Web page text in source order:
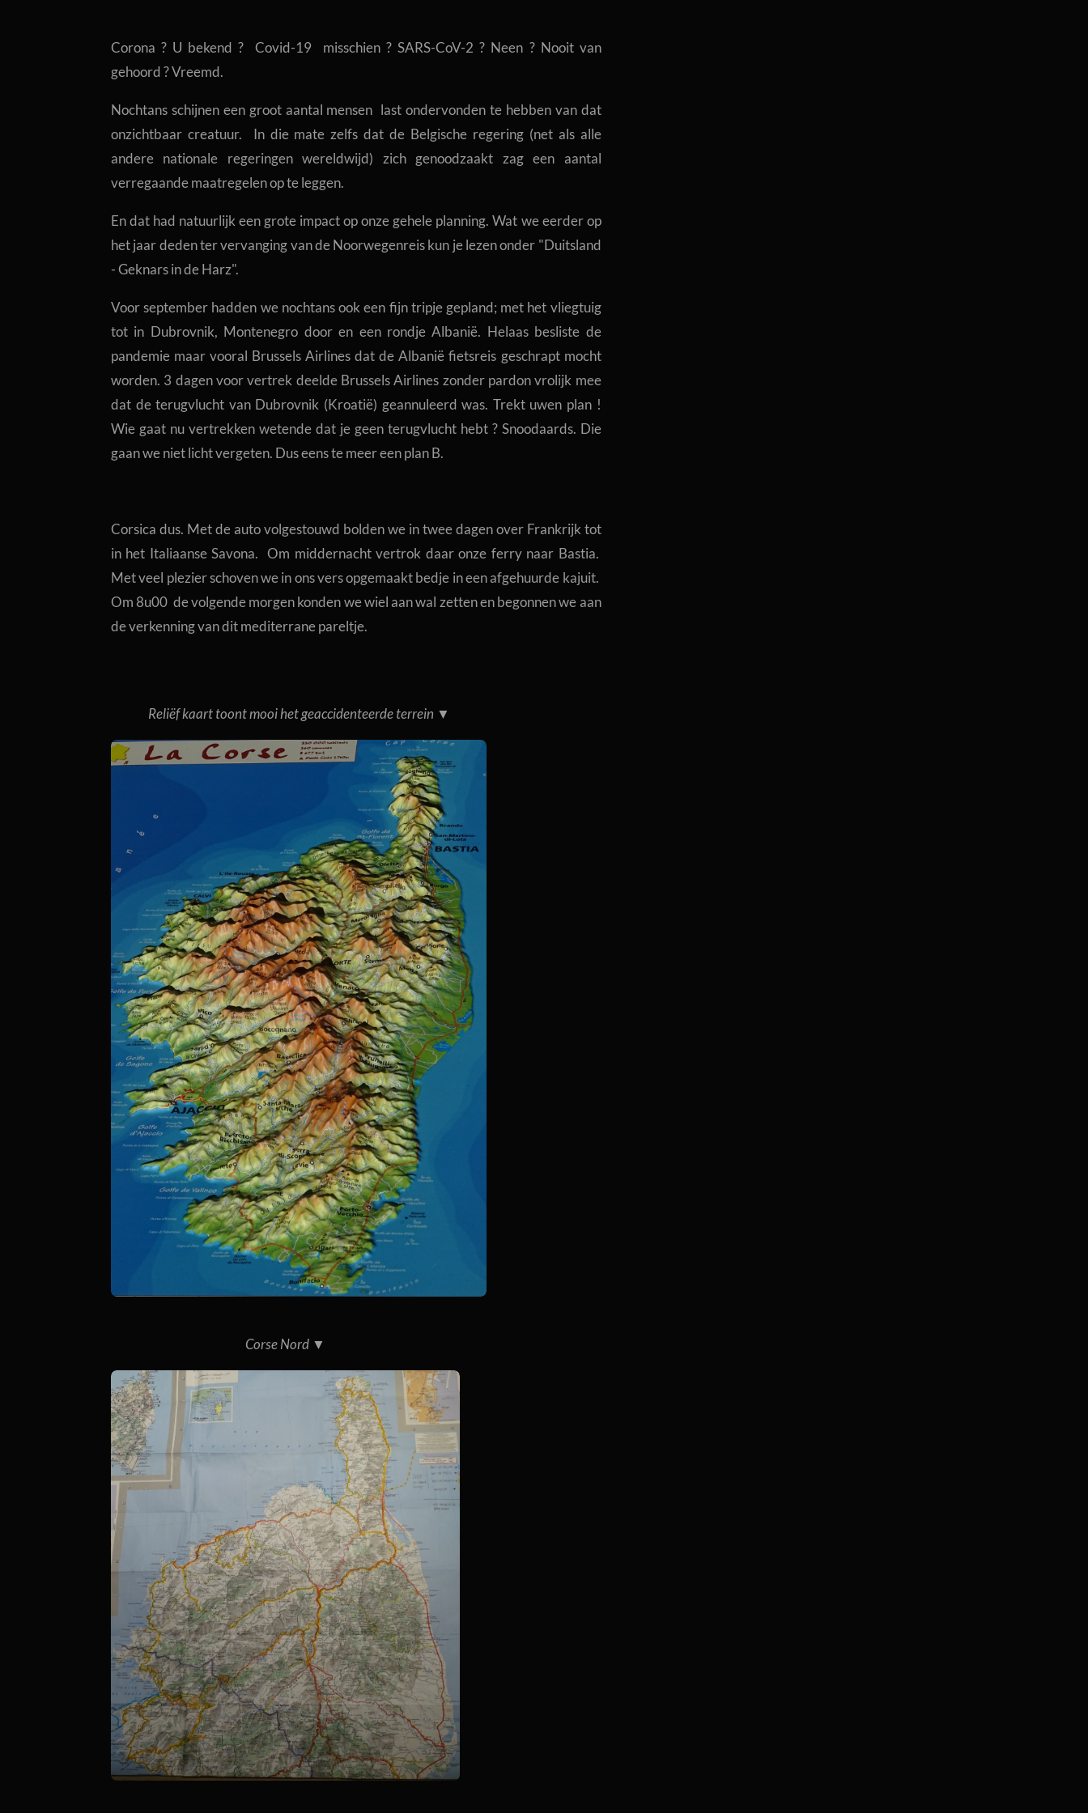
Corona ? U bekend ? Covid-19 misschien ?SARS-CoV-2 ? Neen ? Nooit van
gehoord ? Vreemd.
Nochtans schijnen een groot aantal mensen last ondervonden te hebben van dat
onzichtbaar creatuur. In die mate zelfs dat de Belgische regering (net als alle
andere nationale regeringen wereldwijd) zich genoodzaakt zag een aantal
verregaande maatregelen op te leggen.
En dat had natuurlijk een grote impact op onze gehele planning. Wat we eerder op
het jaar deden ter vervanging van de Noorwegenreis kun je lezen onder "Duitsland
- Geknars in de Harz".
Voor september hadden we nochtans ook een fijn tripje gepland; met het vliegtuig
tot in Dubrovnik, Montenegro door en een rondje Albanië. Helaas besliste de
pandemie maar vooral Brussels Airlines dat de Albanië fietsreis geschrapt mocht
worden. 3 dagen voor vertrek deelde Brussels Airlines zonder pardon vrolijk mee
dat de terugvlucht van Dubrovnik (Kroatië) geannuleerd was. Trekt uwen plan !
Wie gaat nu vertrekken wetende dat je geen terugvlucht hebt ? Snoodaards. Die
gaan we niet licht vergeten. Dus eens te meer een plan B.
Corsica dus. Met de auto volgestouwd bolden we in twee dagen over Frankrijk tot
in het Italiaanse Savona. Om middernacht vertrok daar onze ferry naar Bastia.
Met veel plezier schoven we in ons vers opgemaakt bedje in een afgehuurde kajuit.
Om 8u00 de volgende morgen konden we wiel aan wal zetten en begonnen we aan
de verkenning van dit mediterrane pareltje.
Reliëf kaart toont mooi het geaccidenteerde terrein ▼
Corse Nord ▼